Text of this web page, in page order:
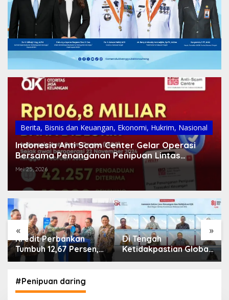
Berita, Bisnis dan Keuangan, Ekonomi, Hukrim, Nasional
Indonesia Anti Scam Center Gelar Operasi
Bersama Penanganan Penipuan Lintas
Negara
Mei 25, 2026
« »
Di Tengah
Ketidakpastian Global,
OJK Pastikan
Keuangan Tetap
Terjaga
IHSG Menguat, Jumlah
Investor Pasar Modal
Tembus 30 Juta per
#Penipuan daring